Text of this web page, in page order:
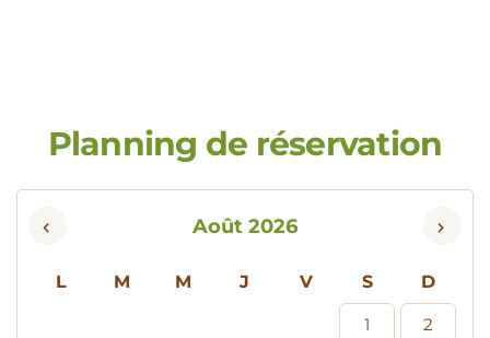
Planning de réservation
Août 2026
L M M J V S D
1 2